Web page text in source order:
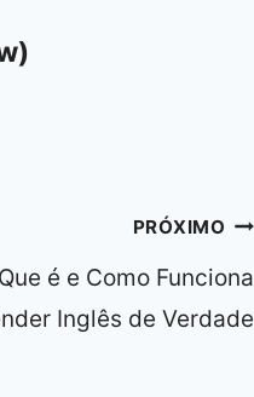
PRÓXIMO
é e Como Funciona
Inglês de Verdade